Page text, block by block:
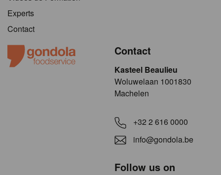
Experts
Contact
Contact
Kasteel Beaulieu
​​​Woluwelaan 1001830
Machelen
+32 2 616 0000
info@gondola.be
Follow us on